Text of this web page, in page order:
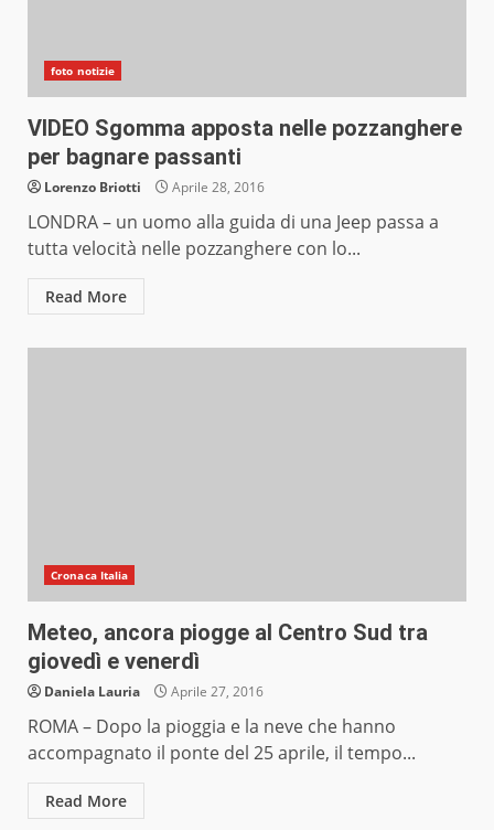
foto notizie
VIDEO Sgomma apposta nelle pozzanghere
per bagnare passanti
Lorenzo Briotti Aprile 28, 2016
LONDRA – un uomo alla guida di una Jeep passa a
tutta velocità nelle pozzanghere con lo...
Read More
Cronaca Italia
Meteo, ancora piogge al Centro Sud tra
giovedì e venerdì
Daniela Lauria Aprile 27, 2016
ROMA – Dopo la pioggia e la neve che hanno
accompagnato il ponte del 25 aprile, il tempo...
Read More